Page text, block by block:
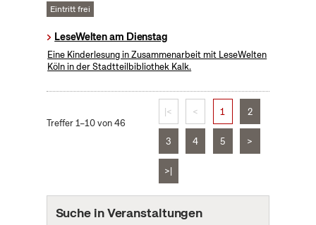
Eintritt frei
LeseWelten am Dienstag
Eine Kinderlesung in Zusammenarbeit mit LeseWelten
Köln in der Stadtteilbibliothek Kalk.
Treffer 1–10 von 46
|< < 1 2
3 4 5 >
>|
Suche in Veranstaltungen